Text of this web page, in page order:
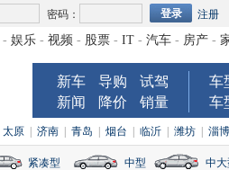
密码： 注册
- 娱乐 - 视频 - 股票 - IT - 汽车 - 房产 -
新车 导购
试驾
新闻
降价 销量
车
车
太原 济南 青岛 烟台 临沂 潍坊 淄博
紧凑型 中型 中